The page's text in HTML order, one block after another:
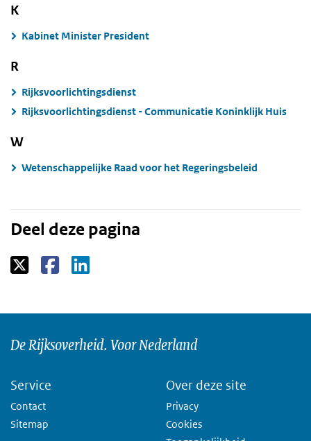
K
Kabinet Minister President
R
Rijksvoorlichtingsdienst
Rijksvoorlichtingsdienst - Communicatie Koninklijk Huis
W
Wetenschappelijke Raad voor het Regeringsbeleid
Deel deze pagina
De Rijksoverheid. Voor Nederland
Service
Contact
Sitemap
Over deze site
Privacy
Cookies